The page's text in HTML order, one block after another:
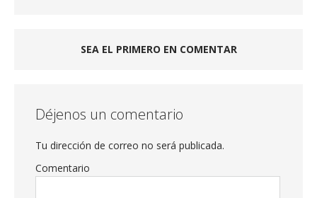
SEA EL PRIMERO EN COMENTAR
Déjenos un comentario
Tu dirección de correo no será publicada.
Comentario